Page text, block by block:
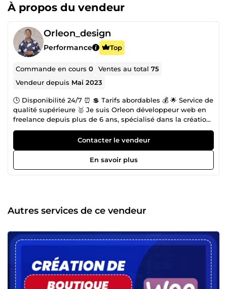
À propos du vendeur
Orleon_design
Performance Top
Commande en cours0 Ventes au total75
Vendeur depuis Mai 2023
🕒 Disponibilité 24/7 ⏰ 💲 Tarifs abordables 💰 🌟 Service de
qualité supérieure 🥇 Je suis Orleon développeur web en
freelance depuis plus de 6 ans, spécialisé dans la création
de sites PrestaShop, Shopify et WordPress. ✅ Plus de 06
ans d'expérience en développement de sites PrestaShop,
Shopify et WordPress. ✅ Réalisation de nombreux sites
pour des entreprises renommées. ✅ Large gamme d'outils
spécialisés développés pour PrestaShop, Shopify et
WordPress. ✅ Spécialisation exclusive pour ces trois CMS.
Je vous accompagnerai tout au long de votre projet afin de
répondra au mieux à vos attentes.
Contacter le vendeur
En savoir plus
Autres services de ce vendeur